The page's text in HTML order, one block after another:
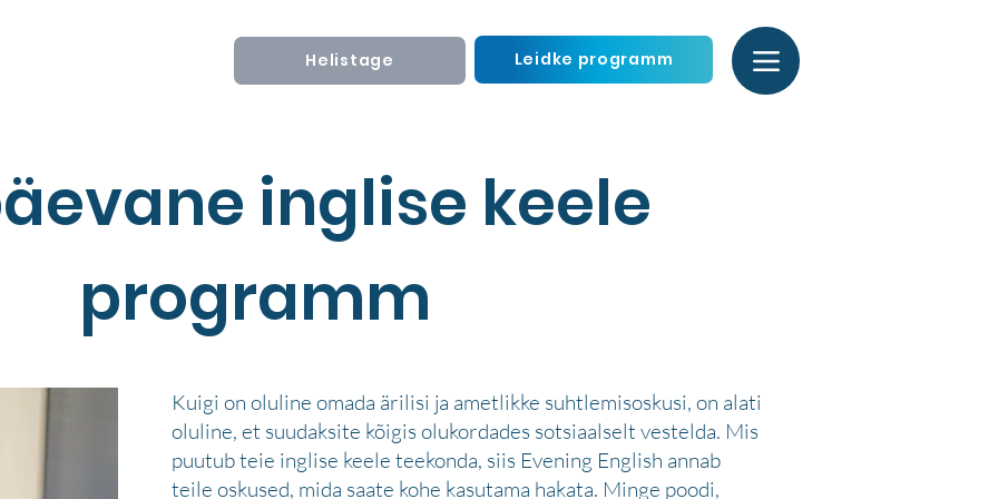
Helistage Leidke programm
inglise keele
programm
Kuigi on oluline omada ärilisi ja ametlikke suhtlemisoskusi, on alati
oluline, et suudaksite kõigis olukordades sotsiaalselt vestelda. Mis
puutub teie inglise keele teekonda, siis Evening English annab
teile oskused, mida saate kohe kasutama hakata. Minge poodi,